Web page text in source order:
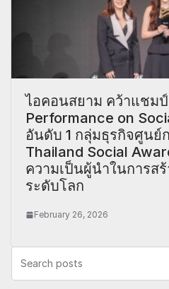
ไอคอนสยาม คว้าแชม
Performance on
อันดับ 1 กลุ่มธุรกิจศูนย์
Thailand Social
ความเป็นผู้นำในการส
ระดับโลก
February 26, 2026